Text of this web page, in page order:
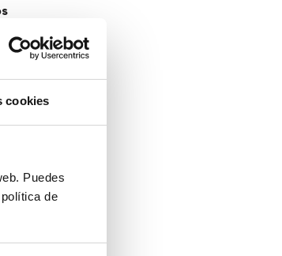
cookies
Puedes
de